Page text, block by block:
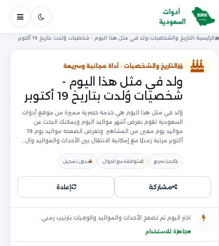
فتح
الرئيسية التاريخ والشخصيات ولد في مثل هذا اليوم - شخصيات وُلدت بتاريخ 19 أكتوبر
التاريخ والشخصيات · أداة مجانية وسريعة
ولد في مثل هذا اليوم -
شخصيات وُلدت بتاريخ 19 أكتوبر
وُلد في مثل هذا اليوم هي خدمة حصرية مميزة من موقع أدوات
السعودية تقوم بعرض أشهر مواليد اليوم ويمكنك البحث عن
مواليد يوم معين من المشاهير. وتعرض الصفحة مواليد يوم 19
أكتوبر مرتبة زمنيًا مع إمكانية الانتقال بين الأحداث والمواليد وال…
بحث سريع متوافقة مع الجوال بدون تسجيل
مشاركة إعادة
اختر اليوم ثم تصفح الأحداث والمواليد والوفيات بترتيب زمني.
جاهزة للاستخدام